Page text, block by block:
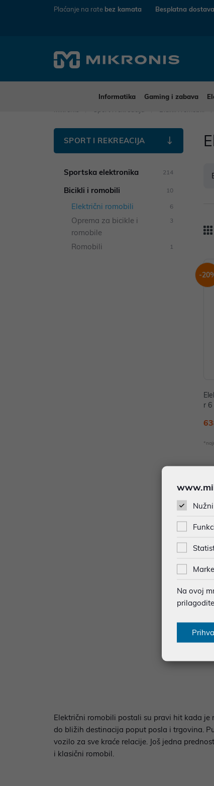
Plaćanje na rate bez kamata Besplatna dostava
Informatika Gaming i zabava
SPORT I REKREACIJA
Sportska elektronika 214
Bicikli i romobili 10
Električni romobili 6
Oprema za bicikle i
romobile
3
Romobili 1
-
r 6
-
Električni romobili postali su pravi hit kada
do bližih destinacija poput posla i trgovina.
vozilo za sve kraće relacije. Još jedna
i klasični romobil.
Nužni
Na ovoj